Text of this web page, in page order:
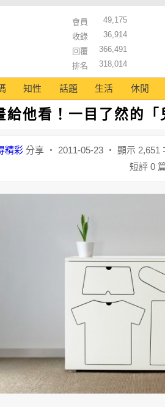
會員
49,175
收錄
36,914
回覆
366,491
排名
318,014
知性 話題 生活 休閒
給他看！一目了然的「
精彩分享 ‧ 2011-05-23 ‧ 顯示 2,651
短評 0